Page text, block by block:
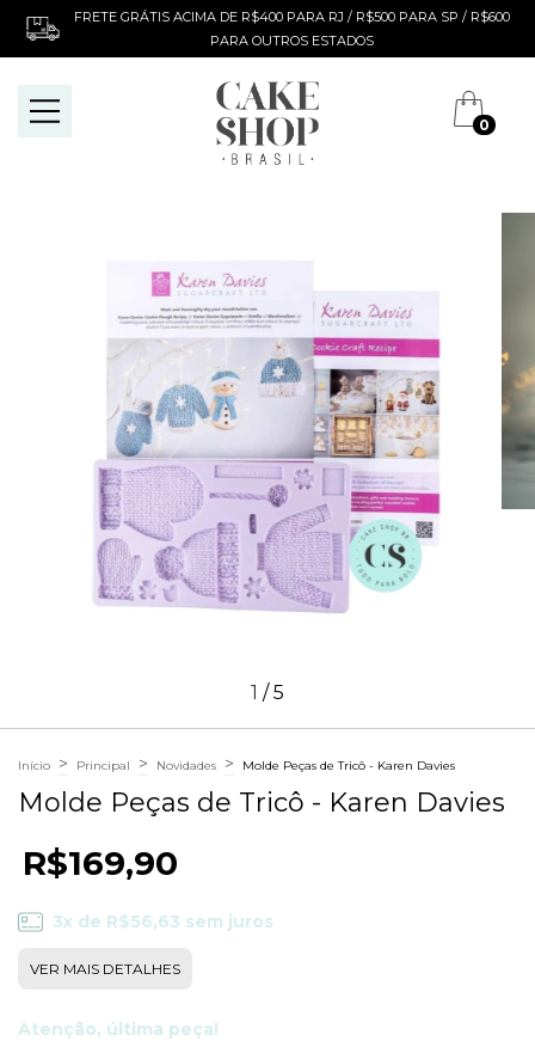
FRETE GRÁTIS ACIMA DE R$400 PARA RJ / R$500 PARA SP / R$600
PARA OUTROS ESTADOS
0
1 /5
Início > Principal > Novidades > Molde Peças de Tricô - Karen Davies
Molde Peças de Tricô - Karen Davies
R$169,90
3x de R$56,63 sem juros
VER MAIS DETALHES
Atenção, última peça!